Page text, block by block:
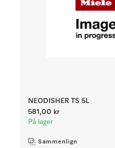
NEODISHER TS 5L
581,00 kr
På lager
Sammenlign